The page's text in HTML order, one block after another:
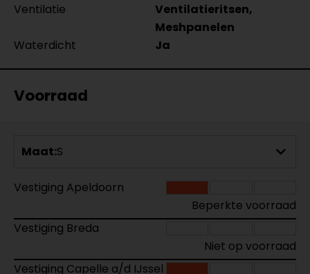
Ventilatie
Ventilatieritsen,
Meshpanelen
Waterdicht
Ja
Voorraad
Maat:S
Vestiging Apeldoorn
Beperkte voorraad
Vestiging Breda
Niet op voorraad
Vestiging Capelle a/d IJssel